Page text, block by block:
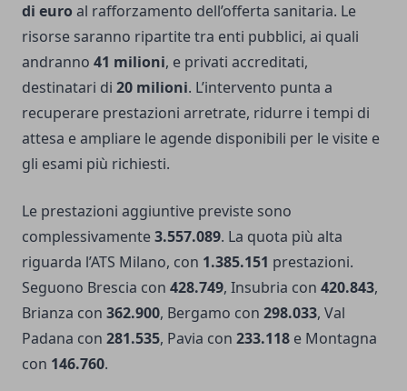
di euro al rafforzamento dell’offerta sanitaria. Le
risorse saranno ripartite tra enti pubblici, ai quali
andranno 41 milioni, e privati accreditati,
destinatari di 20 milioni. L’intervento punta a
recuperare prestazioni arretrate, ridurre i tempi di
attesa e ampliare le agende disponibili per le visite e
gli esami più richiesti.
Le prestazioni aggiuntive previste sono
complessivamente3.557.089. La quota più alta
riguarda l’ATS Milano, con 1.385.151 prestazioni.
Seguono Brescia con 428.749, Insubria con 420.843,
Brianza con 362.900, Bergamo con 298.033, Val
Padana con 281.535, Pavia con 233.118 e Montagna
con 146.760.